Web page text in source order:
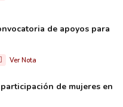
de apoyos para
Ver Nota
de mujeres en